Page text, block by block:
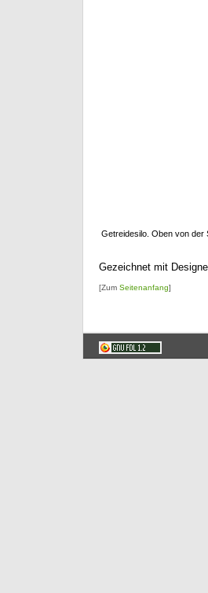
Getreidesilo. Oben von der
Gezeichnet mit
[Zum Seitenanfang]